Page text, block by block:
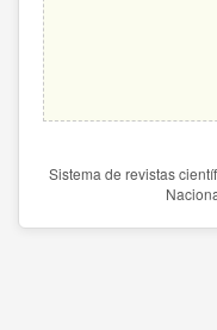
Sistema de revistas